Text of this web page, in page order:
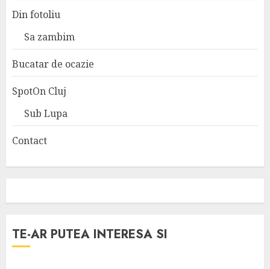
Din fotoliu
Sa zambim
Bucatar de ocazie
SpotOn Cluj
Sub Lupa
Contact
TE-AR PUTEA INTERESA SI